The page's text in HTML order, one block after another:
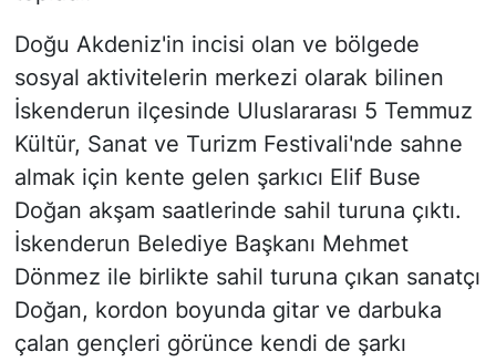
Doğu Akdeniz'in incisi olan ve bölgede
sosyal aktivitelerin merkezi olarak bilinen
İskenderun ilçesinde Uluslararası 5 Temmuz
Kültür, Sanat ve Turizm Festivali'nde sahne
almak için kente gelen şarkıcı Elif Buse
Doğan akşam saatlerinde sahil turuna çıktı.
İskenderun Belediye Başkanı Mehmet
Dönmez ile birlikte sahil turuna çıkan sanatçı
Doğan, kordon boyunda gitar ve darbuka
çalan gençleri görünce kendi de şarkı